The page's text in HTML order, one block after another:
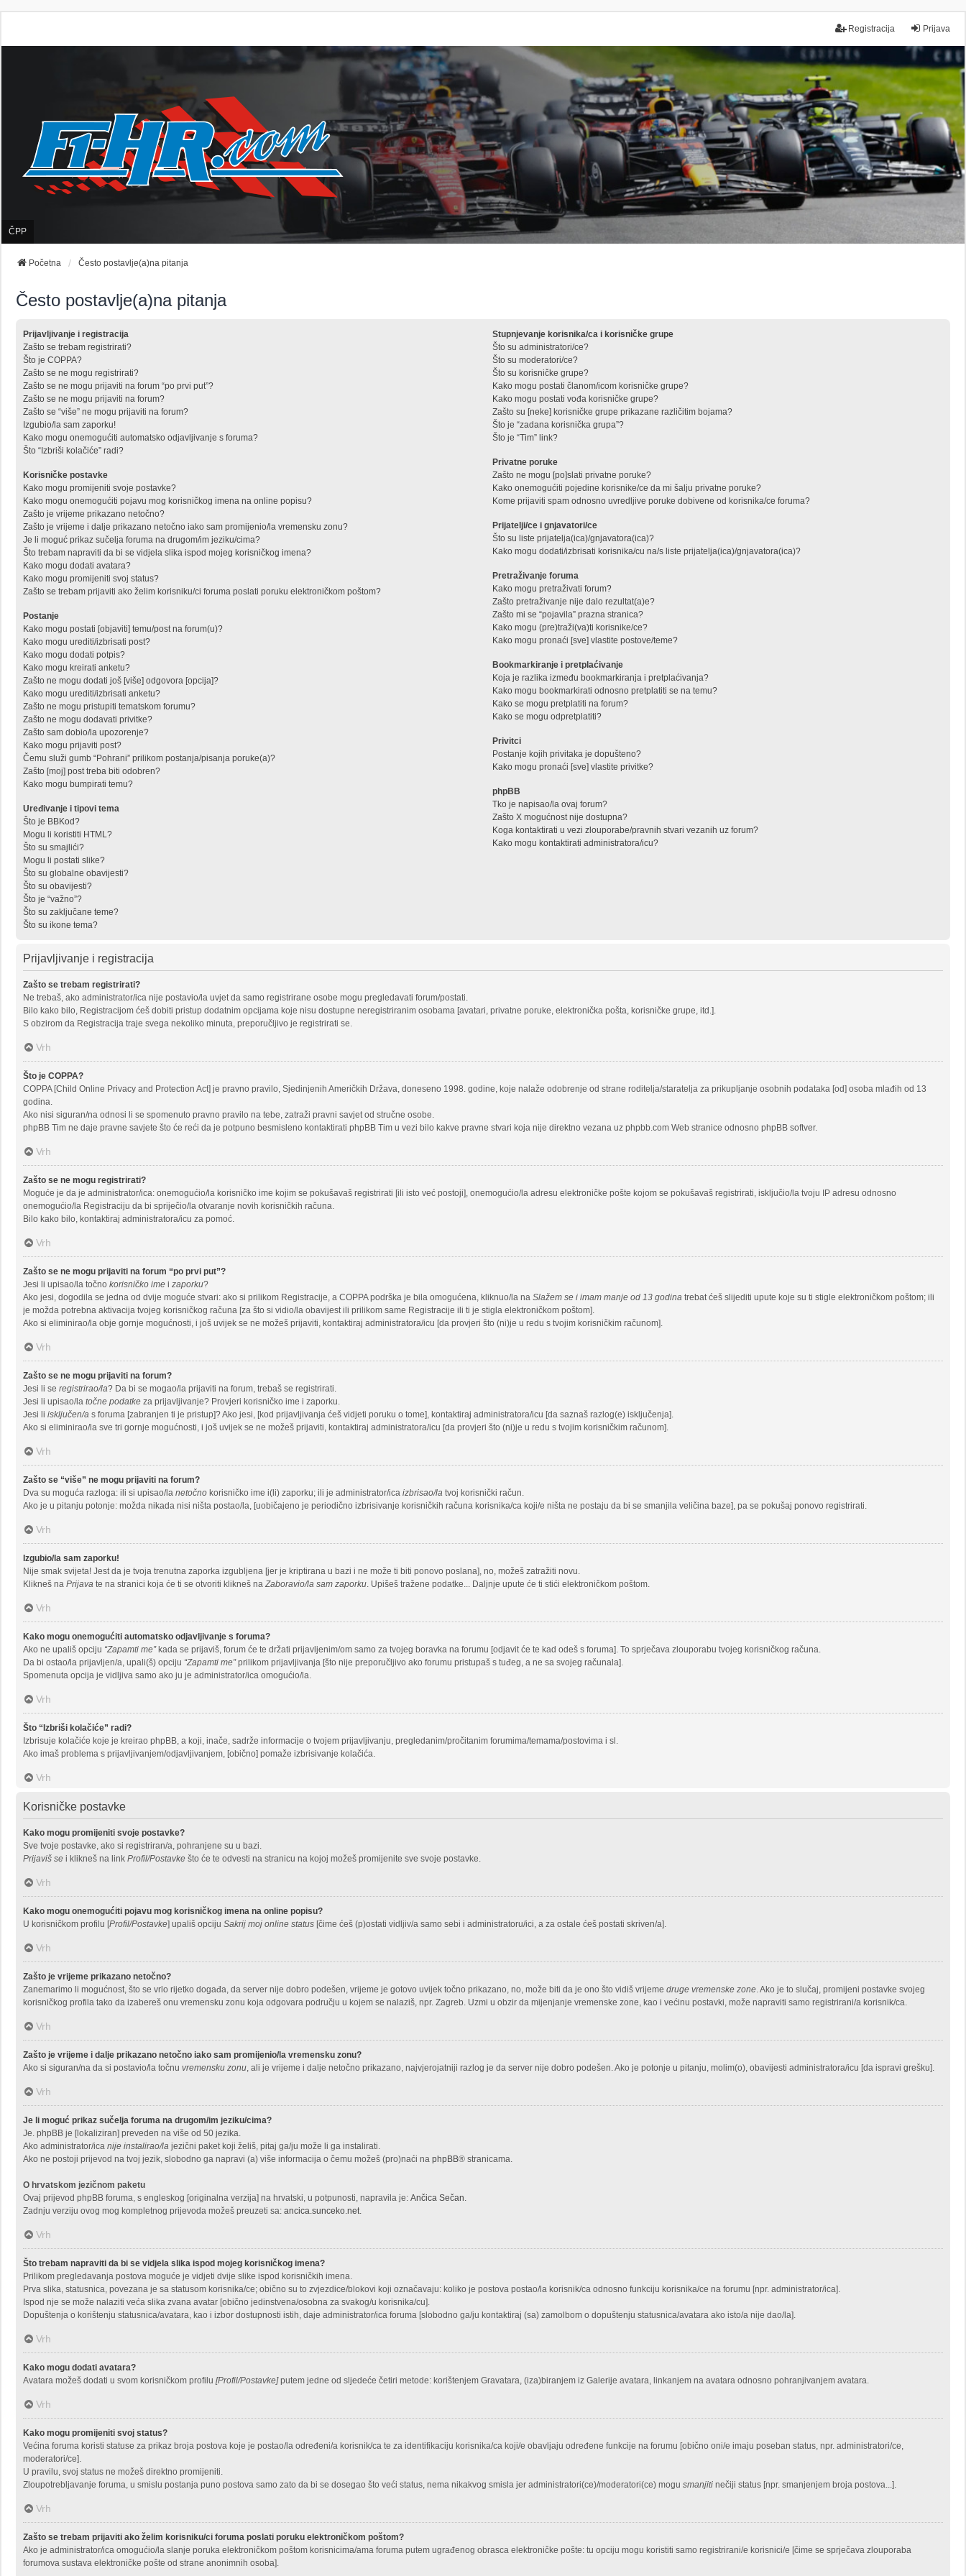
Prijava
Registracija
ČPP
Početna Često postavlje(a)na pitanja
Često postavlje(a)na pitanja
Prijavljivanje i registracija
Zašto se trebam registrirati?
Što je COPPA?
Zašto se ne mogu registrirati?
Zašto se ne mogu prijaviti na forum “po prvi put”?
Zašto se ne mogu prijaviti na forum?
Zašto se “više” ne mogu prijaviti na forum?
Izgubio/la sam zaporku!
Kako mogu onemogućiti automatsko odjavljivanje s foruma?
Što “Izbriši kolačiće” radi?
Korisničke postavke
Kako mogu promijeniti svoje postavke?
Kako mogu onemogućiti pojavu mog korisničkog imena na online popisu?
Zašto je vrijeme prikazano netočno?
Zašto je vrijeme i dalje prikazano netočno iako sam promijenio/la vremensku zonu?
Je li moguć prikaz sučelja foruma na drugom/im jeziku/cima?
Što trebam napraviti da bi se vidjela slika ispod mojeg korisničkog imena?
Kako mogu dodati avatara?
Kako mogu promijeniti svoj status?
Zašto se trebam prijaviti ako želim korisniku/ci foruma poslati poruku elektroničkom poštom?
Postanje
Kako mogu postati [objaviti] temu/post na forum(u)?
Kako mogu urediti/izbrisati post?
Kako mogu dodati potpis?
Kako mogu kreirati anketu?
Zašto ne mogu dodati još [više] odgovora [opcija]?
Kako mogu urediti/izbrisati anketu?
Zašto ne mogu pristupiti tematskom forumu?
Zašto ne mogu dodavati privitke?
Zašto sam dobio/la upozorenje?
Kako mogu prijaviti post?
Čemu služi gumb “Pohrani” prilikom postanja/pisanja poruke(a)?
Zašto [moj] post treba biti odobren?
Kako mogu bumpirati temu?
Uređivanje i tipovi tema
Što je BBKod?
Mogu li koristiti HTML?
Što su smajlići?
Mogu li postati slike?
Što su globalne obavijesti?
Što su obavijesti?
Što je “važno”?
Što su zaključane teme?
Što su ikone tema?
Stupnjevanje korisnika/ca i korisničke grupe
Što su administratori/ce?
Što su moderatori/ce?
Što su korisničke grupe?
Kako mogu postati članom/icom korisničke grupe?
Kako mogu postati vođa korisničke grupe?
Zašto su [neke] korisničke grupe prikazane različitim bojama?
Što je “zadana korisnička grupa”?
Što je “Tim” link?
Privatne poruke
Zašto ne mogu [po]slati privatne poruke?
Kako onemogućiti pojedine korisnike/ce da mi šalju privatne poruke?
Kome prijaviti spam odnosno uvredljive poruke dobivene od korisnika/ce foruma?
Prijatelji/ce i gnjavatori/ce
Što su liste prijatelja(ica)/gnjavatora(ica)?
Kako mogu dodati/izbrisati korisnika/cu na/s liste prijatelja(ica)/gnjavatora(ica)?
Pretraživanje foruma
Kako mogu pretraživati forum?
Zašto pretraživanje nije dalo rezultat(a)e?
Zašto mi se “pojavila” prazna stranica?
Kako mogu (pre)traži(va)ti korisnike/ce?
Kako mogu pronaći [sve] vlastite postove/teme?
Bookmarkiranje i pretplaćivanje
Koja je razlika između bookmarkiranja i pretplaćivanja?
Kako mogu bookmarkirati odnosno pretplatiti se na temu?
Kako se mogu pretplatiti na forum?
Kako se mogu odpretplatiti?
Privitci
Postanje kojih privitaka je dopušteno?
Kako mogu pronaći [sve] vlastite privitke?
phpBB
Tko je napisao/la ovaj forum?
Zašto X mogućnost nije dostupna?
Koga kontaktirati u vezi zlouporabe/pravnih stvari vezanih uz forum?
Kako mogu kontaktirati administratora/icu?
Prijavljivanje i registracija
Zašto se trebam registrirati?
Ne trebaš, ako administrator/ica nije postavio/la uvjet da samo registrirane osobe mogu pregledavati forum/postati.
Bilo kako bilo, Registracijom ćeš dobiti pristup dodatnim opcijama koje nisu dostupne neregistriranim osobama [avatari, privatne poruke, elektronička pošta, korisničke grupe, itd.].
S obzirom da Registracija traje svega nekoliko minuta, preporučljivo je registrirati se.
Vrh
Što je COPPA?
COPPA [Child Online Privacy and Protection Act] je pravno pravilo, Sjedinjenih Američkih Država, doneseno 1998. godine, koje nalaže odobrenje od strane roditelja/staratelja za prikupljanje osobnih podataka [od] osoba mlađih od 13
godina.
Ako nisi siguran/na odnosi li se spomenuto pravno pravilo na tebe, zatraži pravni savjet od stručne osobe.
phpBB Tim ne daje pravne savjete što će reći da je potpuno besmisleno kontaktirati phpBB Tim u vezi bilo kakve pravne stvari koja nije direktno vezana uz phpbb.com Web stranice odnosno phpBB softver.
Vrh
Zašto se ne mogu registrirati?
Moguće je da je administrator/ica: onemogućio/la korisničko ime kojim se pokušavaš registrirati [ili isto već postoji], onemogućio/la adresu elektroničke pošte kojom se pokušavaš registrirati, isključio/la tvoju IP adresu odnosno
onemogućio/la Registraciju da bi spriječio/la otvaranje novih korisničkih računa.
Bilo kako bilo, kontaktiraj administratora/icu za pomoć.
Vrh
Zašto se ne mogu prijaviti na forum “po prvi put”?
Jesi li upisao/la točno korisničko ime i zaporku?
Ako jesi, dogodila se jedna od dvije moguće stvari: ako si prilikom Registracije, a COPPA podrška je bila omogućena, kliknuo/la na Slažem se i imam manje od 13 godina trebat ćeš slijediti upute koje su ti stigle elektroničkom poštom; ili
je možda potrebna aktivacija tvojeg korisničkog računa [za što si vidio/la obavijest ili prilikom same Registracije ili ti je stigla elektroničkom poštom].
Ako si eliminirao/la obje gornje mogućnosti, i još uvijek se ne možeš prijaviti, kontaktiraj administratora/icu [da provjeri što (ni)je u redu s tvojim korisničkim računom].
Vrh
Zašto se ne mogu prijaviti na forum?
Jesi li se registrirao/la? Da bi se mogao/la prijaviti na forum, trebaš se registrirati.
Jesi li upisao/la točne podatke za prijavljivanje? Provjeri korisničko ime i zaporku.
Jesi li isključen/a s foruma [zabranjen ti je pristup]? Ako jesi, [kod prijavljivanja ćeš vidjeti poruku o tome], kontaktiraj administratora/icu [da saznaš razlog(e) isključenja].
Ako si eliminirao/la sve tri gornje mogućnosti, i još uvijek se ne možeš prijaviti, kontaktiraj administratora/icu [da provjeri što (ni)je u redu s tvojim korisničkim računom].
Vrh
Zašto se “više” ne mogu prijaviti na forum?
Dva su moguća razloga: ili si upisao/la netočno korisničko ime i(li) zaporku; ili je administrator/ica izbrisao/la tvoj korisnički račun.
Ako je u pitanju potonje: možda nikada nisi ništa postao/la, [uobičajeno je periodično izbrisivanje korisničkih računa korisnika/ca koji/e ništa ne postaju da bi se smanjila veličina baze], pa se pokušaj ponovo registrirati.
Vrh
Izgubio/la sam zaporku!
Nije smak svijeta! Jest da je tvoja trenutna zaporka izgubljena [jer je kriptirana u bazi i ne može ti biti ponovo poslana], no, možeš zatražiti novu.
Klikneš na Prijava te na stranici koja će ti se otvoriti klikneš na Zaboravio/la sam zaporku. Upišeš tražene podatke... Daljnje upute će ti stići elektroničkom poštom.
Vrh
Kako mogu onemogućiti automatsko odjavljivanje s foruma?
Ako ne upališ opciju “Zapamti me”kada se prijaviš, forum će te držati prijavljenim/om samo za tvojeg boravka na forumu [odjavit će te kad odeš s foruma]. To sprječava zlouporabu tvojeg korisničkog računa.
Da bi ostao/la prijavljen/a, upali(š) opciju “Zapamti me”prilikom prijavljivanja [što nije preporučljivo ako forumu pristupaš s tuđeg, a ne sa svojeg računala].
Spomenuta opcija je vidljiva samo ako ju je administrator/ica omogućio/la.
Vrh
Što “Izbriši kolačiće” radi?
Izbrisuje kolačiće koje je kreirao phpBB, a koji, inače, sadrže informacije o tvojem prijavljivanju, pregledanim/pročitanim forumima/temama/postovima i sl.
Ako imaš problema s prijavljivanjem/odjavljivanjem, [obično] pomaže izbrisivanje kolačića.
Vrh
Korisničke postavke
Kako mogu promijeniti svoje postavke?
Sve tvoje postavke, ako si registriran/a, pohranjene su u bazi.
Prijaviš se i klikneš na link Profil/Postavke što će te odvesti na stranicu na kojoj možeš promijenite sve svoje postavke.
Vrh
Kako mogu onemogućiti pojavu mog korisničkog imena na online popisu?
U korisničkom profilu [Profil/Postavke] upališ opciju Sakrij moj online status [čime ćeš (p)ostati vidljiv/a samo sebi i administratoru/ici, a za ostale ćeš postati skriven/a].
Vrh
Zašto je vrijeme prikazano netočno?
Zanemarimo li mogućnost, što se vrlo rijetko događa, da server nije dobro podešen, vrijeme je gotovo uvijek točno prikazano, no, može biti da je ono što vidiš vrijeme druge vremenske zone. Ako je to slučaj, promijeni postavke svojeg
korisničkog profila tako da izabereš onu vremensku zonu koja odgovara području u kojem se nalaziš, npr. Zagreb. Uzmi u obzir da mijenjanje vremenske zone, kao i većinu postavki, može napraviti samo registrirani/a korisnik/ca.
Vrh
Zašto je vrijeme i dalje prikazano netočno iako sam promijenio/la vremensku zonu?
Ako si siguran/na da si postavio/la točnu vremensku zonu, ali je vrijeme i dalje netočno prikazano, najvjerojatniji razlog je da server nije dobro podešen. Ako je potonje u pitanju, molim(o), obavijesti administratora/icu [da ispravi grešku].
Vrh
Je li moguć prikaz sučelja foruma na drugom/im jeziku/cima?
Je. phpBB je [lokaliziran] preveden na više od 50 jezika.
Ako administrator/ica nije instalirao/la jezični paket koji želiš, pitaj ga/ju može li ga instalirati.
Ako ne postoji prijevod na tvoj jezik, slobodno ga napravi (a) više informacija o čemu možeš (pro)naći na phpBB® stranicama.
O hrvatskom jezičnom paketu
Ovaj prijevod phpBB foruma, s engleskog [originalna verzija] na hrvatski, u potpunosti, napravila je: Ančica Sečan.
Zadnju verziju ovog mog kompletnog prijevoda možeš preuzeti sa: ancica.sunceko.net.
Vrh
Što trebam napraviti da bi se vidjela slika ispod mojeg korisničkog imena?
Prilikom pregledavanja postova moguće je vidjeti dvije slike ispod korisničkih imena.
Prva slika, statusnica, povezana je sa statusom korisnika/ce; obično su to zvjezdice/blokovi koji označavaju: koliko je postova postao/la korisnik/ca odnosno funkciju korisnika/ce na forumu [npr. administrator/ica].
Ispod nje se može nalaziti veća slika zvana avatar [obično jedinstvena/osobna za svakog/u korisnika/cu].
Dopuštenja o korištenju statusnica/avatara, kao i izbor dostupnosti istih, daje administrator/ica foruma [slobodno ga/ju kontaktiraj (sa) zamolbom o dopuštenju statusnica/avatara ako isto/a nije dao/la].
Vrh
Kako mogu dodati avatara?
Avatara možeš dodati u svom korisničkom profilu [Profil/Postavke]putem jedne od sljedeće četiri metode: korištenjem Gravatara, (iza)biranjem iz Galerije avatara, linkanjem na avatara odnosno pohranjivanjem avatara.
Vrh
Kako mogu promijeniti svoj status?
Većina foruma koristi statuse za prikaz broja postova koje je postao/la određeni/a korisnik/ca te za identifikaciju korisnika/ca koji/e obavljaju određene funkcije na forumu [obično oni/e imaju poseban status, npr. administratori/ce,
moderatori/ce].
U pravilu, svoj status ne možeš direktno promijeniti.
Zloupotrebljavanje foruma, u smislu postanja puno postova samo zato da bi se dosegao što veći status, nema nikakvog smisla jer administratori(ce)/moderatori(ce) mogu smanjiti nečiji status [npr. smanjenjem broja postova...].
Vrh
Zašto se trebam prijaviti ako želim korisniku/ci foruma poslati poruku elektroničkom poštom?
Ako je administrator/ica omogućio/la slanje poruka elektroničkom poštom korisnicima/ama foruma putem ugrađenog obrasca elektroničke pošte: tu opciju mogu koristiti samo registrirani/e korisnici/e [čime se sprječava zlouporaba
forumova sustava elektroničke pošte od strane anonimnih osoba].